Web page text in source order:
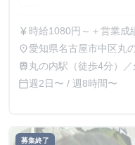
currency_yen 時給1080円～＋営業成
※インセンティブ制度
place愛知県名古屋市中区丸
train 丸の内駅（徒歩4分）／
calendar_today週2日〜 / 週8時間〜
募集終了